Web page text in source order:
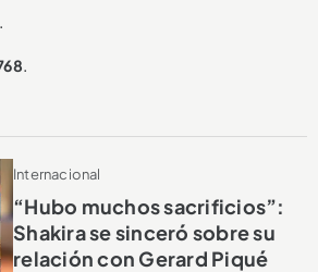
.
.
Internacional
“Hubo muchos sacrificios”:
Shakira se sinceró sobre su
relación con Gerard Piqué